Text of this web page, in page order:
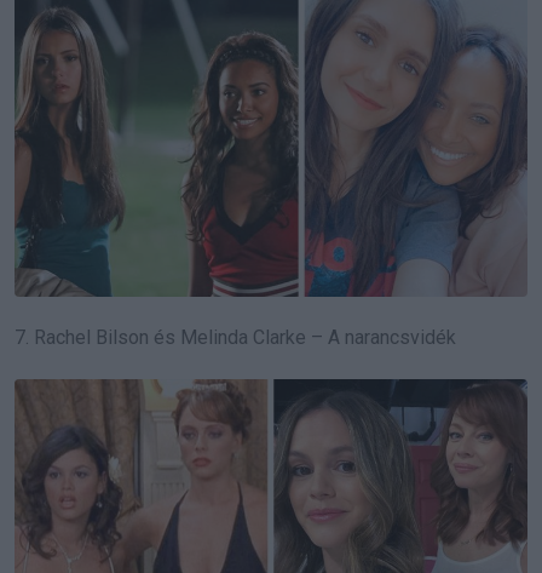
7. Rachel Bilson és Melinda Clarke – A narancsvidék